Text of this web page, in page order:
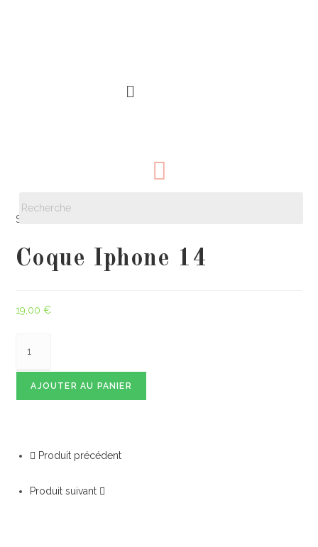
Sélectionné :
Coque Iphone 14
19,00€
AJOUTER AU PANIER
Produit précédent
Produit suivant